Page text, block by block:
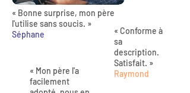
« Bonne surprise, mon père
l'utilise sans soucis. »
Séphane
« Mon père l'a
facilement
« Conforme à
sa
description.
Satisfait. »
Raymond